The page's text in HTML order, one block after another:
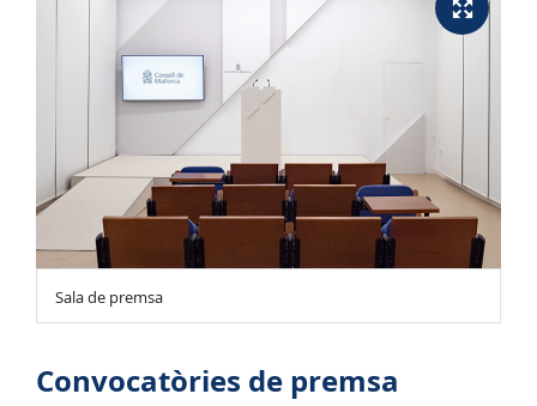
Sala de premsa
Convocatòries de premsa